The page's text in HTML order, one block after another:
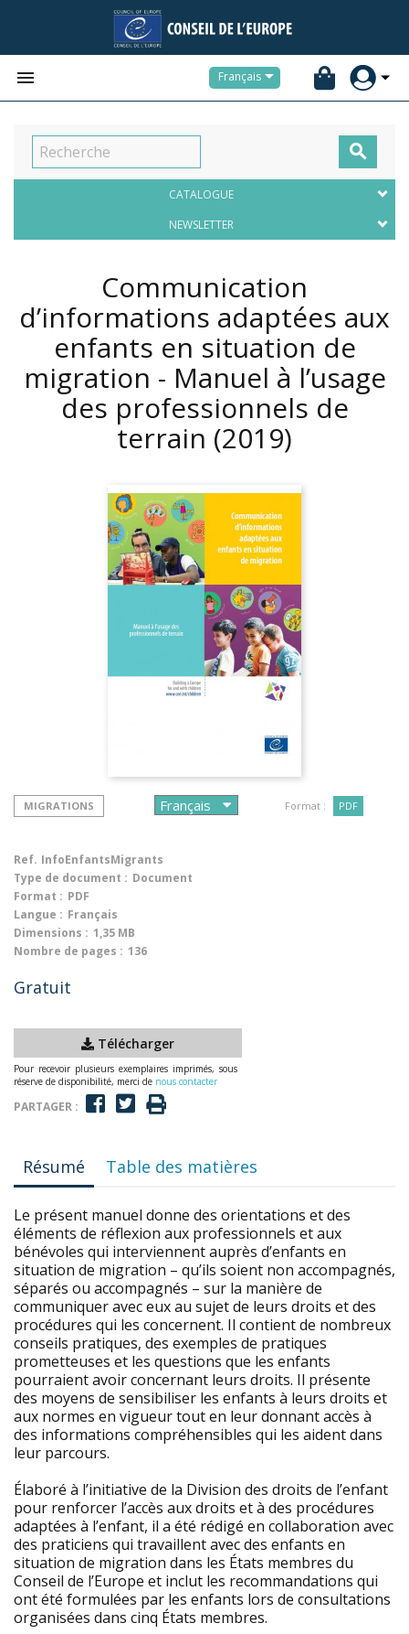
 Français

CATALOGUE
NEWSLETTER
Communication
d’informations adaptées aux
enfants en situation de
migration - Manuel à l’usage
des professionnels de
terrain (2019)
MIGRATIONS Format : PDF
Ref. InfoEnfantsMigrants
Type de document : Document
Format : PDF
Langue : Français
Dimensions : 1,35 MB
Nombre de pages : 136
Gratuit
Télécharger
Pour recevoir plusieurs exemplaires imprimés, sous
réserve de disponibilité, merci de nous contacter
PARTAGER :
Résumé Table des matières
Le présent manuel donne des orientations et des
éléments de réflexion aux professionnels et aux
bénévoles qui interviennent auprès d’enfants en
situation de migration – qu’ils soient non accompagnés,
séparés ou accompagnés – sur la manière de
communiquer avec eux au sujet de leurs droits et des
procédures qui les concernent. Il contient de nombreux
conseils pratiques, des exemples de pratiques
prometteuses et les questions que les enfants
pourraient avoir concernant leurs droits. Il présente
des moyens de sensibiliser les enfants à leurs droits et
aux normes en vigueur tout en leurdonnant accès à
des informations compréhensibles qui les aident dans
leur parcours.
Élaboré à l’initiative de la Division des droits de l’enfant
pour renforcer l’accès auxdroits et à des procédures
adaptées à l’enfant, il a été rédigé en collaboration avec
des praticiens qui travaillent avec des enfants en
situation de migration dans les États membres du
Conseil de l’Europe et inclut les recommandations qui
ont été formulées par les enfants lors de consultations
organisées dans cinq États membres.